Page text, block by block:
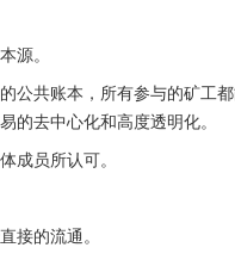
源。
公共账本，所有参与的矿工
的去中心化和高度透明化。
成员所认可。
接的流通。